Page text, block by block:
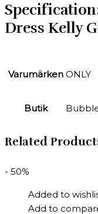
Dress Kelly
Varumärken ONLY
Butik
Related
- 50%
Added to
Add to